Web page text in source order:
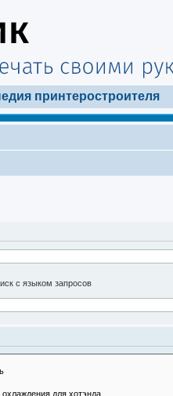
принтеростроителя
с языком запросов